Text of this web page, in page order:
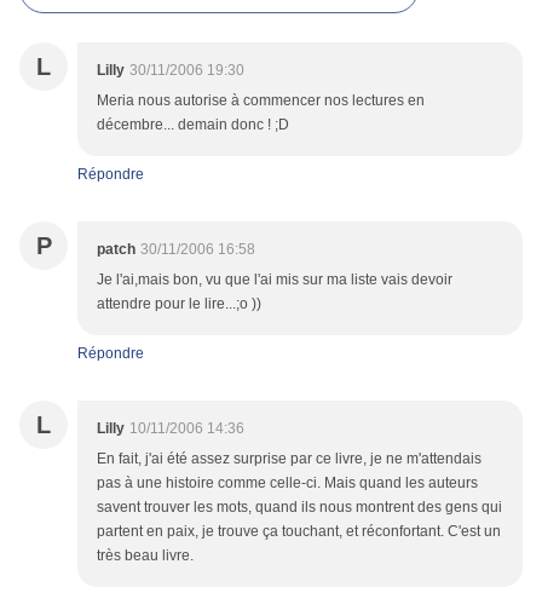
L Lilly 30/11/2006 19:30
Meria nous autorise à commencer nos lectures en
décembre... demain donc ! ;D
Répondre
P patch 30/11/2006 16:58
Je l'ai,mais bon, vu que l'ai mis sur ma liste vais devoir
attendre pour le lire...;o ))
Répondre
L Lilly 10/11/2006 14:36
En fait, j'ai été assez surprise par ce livre, je ne m'attendais
pas à une histoire comme celle-ci. Mais quand les auteurs
savent trouver les mots, quand ils nous montrent des gens qui
partent en paix, je trouve ça touchant, et réconfortant. C'est un
très beau livre.